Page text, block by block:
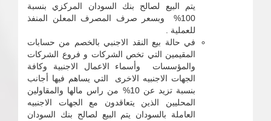
يتم البيع لصالح بنك السودان المركزي بنسبة
100% وبسعر صرف المصرف المعلن المنفذ
للعملية .
في حالة بيع النقد الاجنبي بالخصم من حسابات
المقيمين التي تخص الشركات و فروع الشركات
والمؤسسات وأسماء الاعمال الاجنبية وكافة
الجهات الاجنبيه الاخرى التي يساهم فيها أجانب
بنسبة تزيد عن 10% من راس مالها والمقاولين
المحليين الذين يتعاقدون مع الجهات الاجنبيه
العاملة بالسودان يتم البيع لصالح بنك السودان